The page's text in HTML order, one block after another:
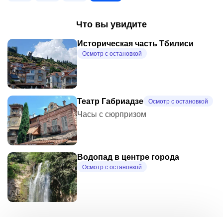
Что вы увидите
Историческая часть Тбилиси
Осмотр с остановкой
Театр Габриадзе Осмотр с остановкой
Часы с сюрпризом
Водопад в центре города
Осмотр с остановкой